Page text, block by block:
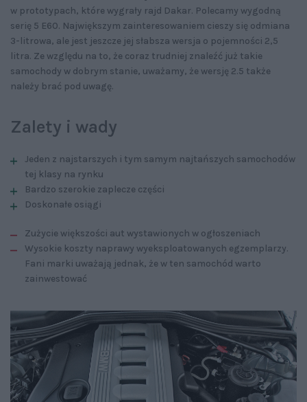
w prototypach, które wygrały rajd Dakar. Polecamy wygodną
serię 5 E60. Największym zainteresowaniem cieszy się odmiana
3-litrowa, ale jest jeszcze jej słabsza wersja o pojemności 2,5
litra. Ze względu na to, że coraz trudniej znaleźć już takie
samochody w dobrym stanie, uważamy, że wersję 2.5 także
należy brać pod uwagę.
Zalety i wady
Jeden z najstarszych i tym samym najtańszych samochodów
tej klasy na rynku
Bardzo szerokie zaplecze części
Doskonałe osiągi
Zużycie większości aut wystawionych w ogłoszeniach
Wysokie koszty naprawy wyeksploatowanych egzemplarzy.
Fani marki uważają jednak, że w ten samochód warto
zainwestować